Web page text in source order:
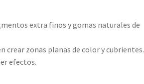
extra finos y gomas naturales de
crear zonas planas de color y cubrientes.
efectos.